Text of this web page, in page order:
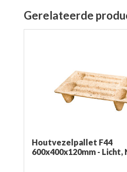
Gerelateerde
Houtvezelpallet F44
600x400x120mm -